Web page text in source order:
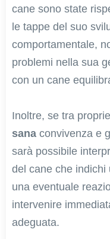
cane sono state
le tappe del suo
comportamentale,
problemi nella sua
con un cane
Inoltre, se tra
sana convivenza e
sarà possibile
del cane che indichi
una eventuale
intervenire
adeguata.